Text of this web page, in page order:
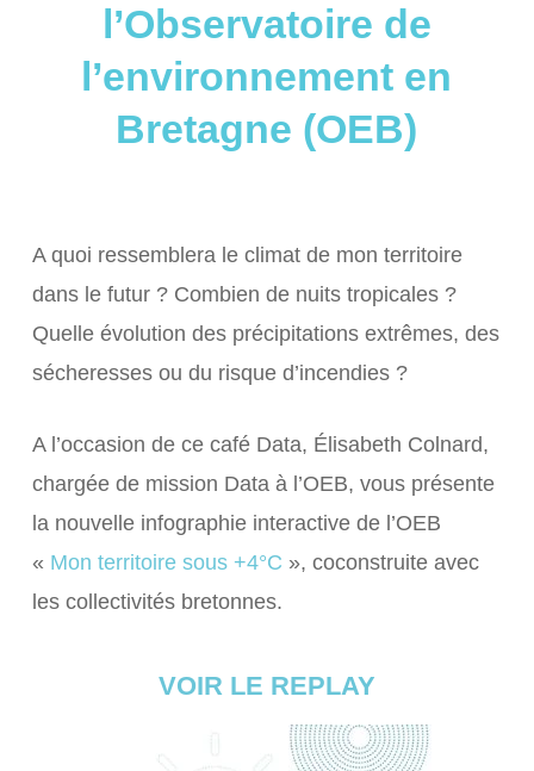
l’Observatoire de
l’environnement en
Bretagne (OEB)
A quoi ressemblera le climat de mon territoire
dans le futur ? Combien de nuits tropicales ?
Quelle évolution des précipitations extrêmes, des
sécheresses ou du risque d’incendies ?
A l’occasion de ce café Data, Élisabeth Colnard,
chargée de mission Data à l’OEB, vous présente
la nouvelle infographie interactive de l’OEB
« Mon territoire sous +4°C », coconstruite avec
les collectivités bretonnes.
VOIR LE REPLAY